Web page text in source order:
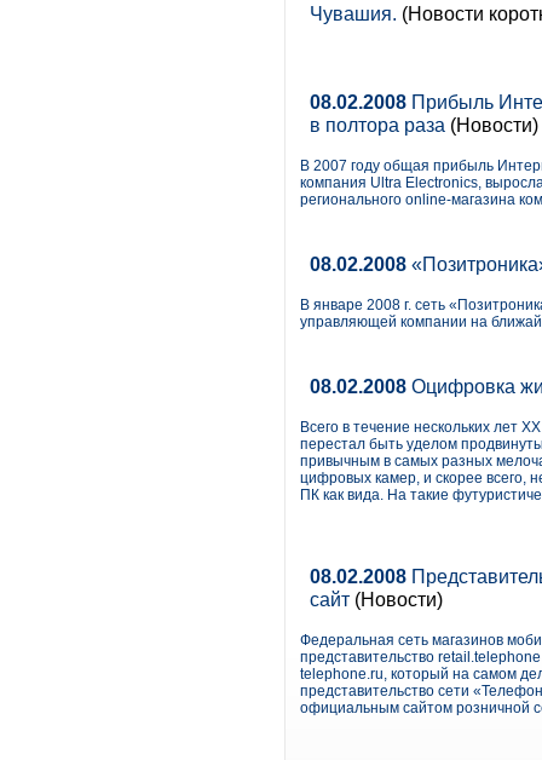
Чувашия. (Новости
08.02.2008 Прибыль
в полтора раза (Новости)
В 2007 году общая прибыль
компания Ultra Electronics,
регионального online-магазина
08.02.2008
В январе 2008 г. сеть
управляющей компании на
08.02.2008 Оцифровка
Всего в течение нескольких лет
перестал быть уделом
привычным в самых разных
цифровых камер, и скорее всего,
ПК как вида. На такие
08.02.2008
сайт (Новости)
Федеральная сеть магазинов
представительство
telephonе.ru, который на самом
представительство сети
официальным сайтом розничной